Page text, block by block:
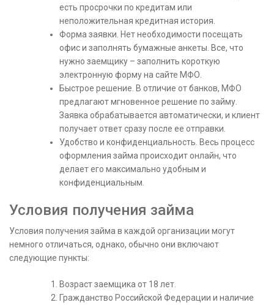
есть просрочки по кредитам или
неположительная кредитная история.
Форма заявки. Нет необходимости посещать
офис и заполнять бумажные анкеты. Все, что
нужно заемщику – заполнить короткую
электронную форму на сайте МФО.
Быстрое решение. В отличие от банков, МФО
предлагают мгновенное решение по займу.
Заявка обрабатывается автоматически, и клиент
получает ответ сразу после ее отправки.
Удобство и конфиденциальность. Весь процесс
оформления займа происходит онлайн, что
делает его максимально удобным и
конфиденциальным.
Условия получения займа
Условия получения займа в каждой организации могут
немного отличаться, однако, обычно они включают
следующие пункты:
Возраст заемщика от 18 лет.
Гражданство Российской Федерации и наличие